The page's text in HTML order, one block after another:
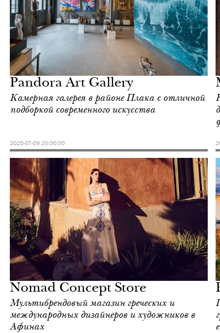
Pandora Art Gallery
Камерная галерея в районе Плака с отличной
подборкой современного искусства
2025-07-09 20:00:00
Nomad Concept Store
Мультибрендовый магазин греческих и
международных дизайнеров и художников в
Афинах
среда